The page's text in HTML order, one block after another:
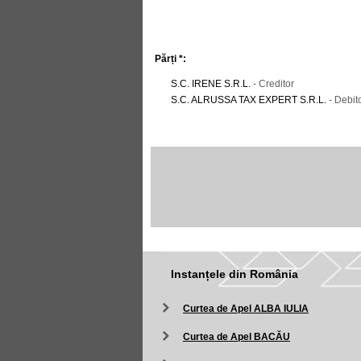
Părți *:
S.C. IRENE S.R.L. - Creditor
S.C. ALRUSSA TAX EXPERT S.R.L. -
Instanțele din România
Curtea de Apel ALBA IULIA
Curtea de Apel BACĂU